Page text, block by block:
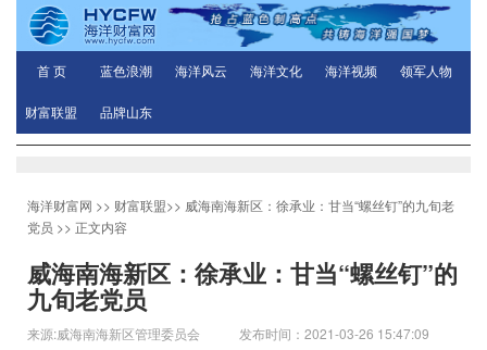
首 页 蓝色浪潮 海洋风云 海洋文化 海洋视频 领军人物
财富联盟 品牌山东
海洋财富网 >> 财富联盟>> 威海南海新区：徐承业：甘当“螺丝钉”的九旬老
党员 >> 正文内容
威海南海新区：徐承业：甘当“螺丝钉”的
九旬老党员
来源:威海南海新区管理委员会 发布时间：2021-03-26 15:47:09